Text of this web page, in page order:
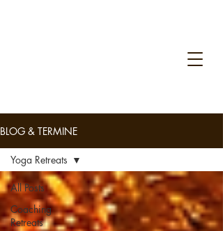
BLOG & TERMINE
All Posts
Coaching
Retreats
Yoga Retreats